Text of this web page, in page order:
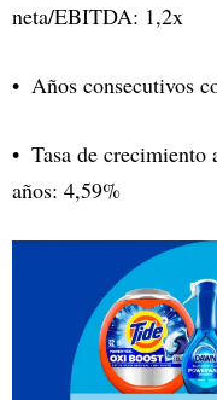
neta/EBITDA: 1,2x
Años consecutivos
Tasa de crecimiento
años: 4,59%